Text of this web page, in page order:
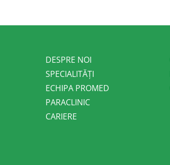
DESPRE NOI
SPECIALITĂȚI
ECHIPA PROMED
PARACLINIC
CARIERE